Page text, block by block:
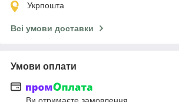
Укрпошта
Всі умови доставки
Умови оплати